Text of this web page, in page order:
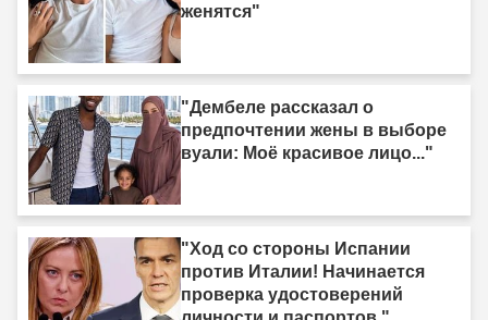
женятся"
"Дембеле рассказал о
предпочтении жены в выборе
вуали: Моё красивое лицо..."
"Ход со стороны Испании
против Италии! Начинается
проверка удостоверений